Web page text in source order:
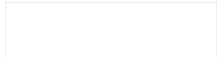
Susanto